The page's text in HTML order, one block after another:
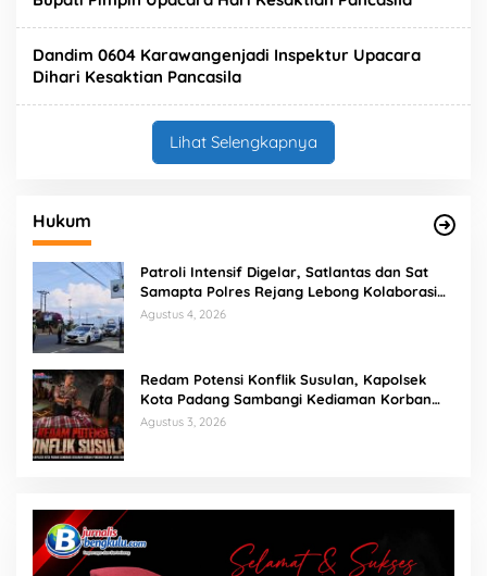
Dandim 0604 Karawangenjadi Inspektur Upacara
Dihari Kesaktian Pancasila
Lihat Selengkapnya
Hukum
Patroli Intensif Digelar, Satlantas dan Sat
Samapta Polres Rejang Lebong Kolaborasi
Berantas Balap Liar
Agustus 4, 2026
Redam Potensi Konflik Susulan, Kapolsek
Kota Padang Sambangi Kediaman Korban
Penganiayaan di Lubuk Mumpo
Agustus 3, 2026